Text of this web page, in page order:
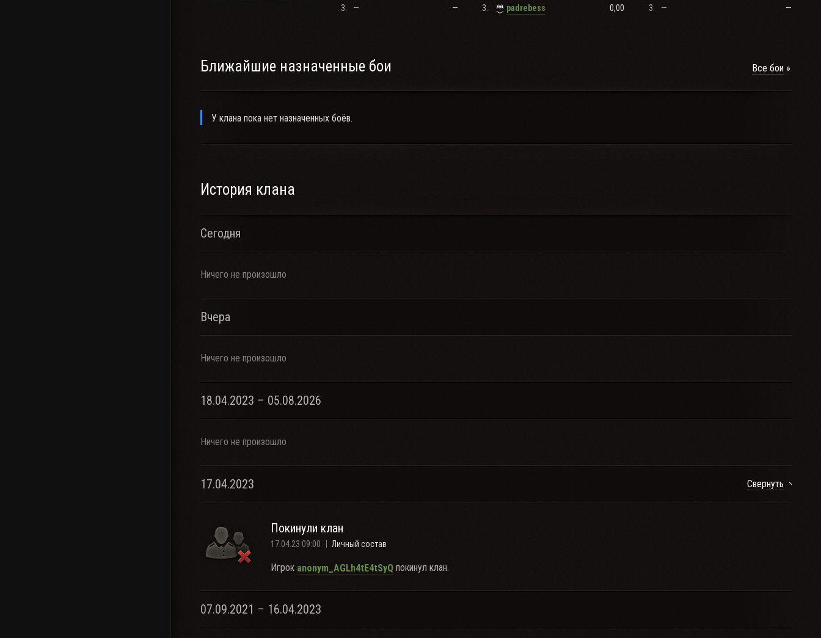
3. — — 3. padrebess 0,00 3. — —
Ближайшие назначенные бои Все бои
У клана пока нет назначенных боёв.
История клана
Сегодня
Ничего не произошло
Вчера
Ничего не произошло
18.04.2023 – 05.08.2026
Ничего не произошло
17.04.2023 Свернуть
Покинули клан
17.04.23 09:00 Личный состав
Игрок anonym_AGLh4tE4tSyQ покинул клан.
07.09.2021 – 16.04.2023